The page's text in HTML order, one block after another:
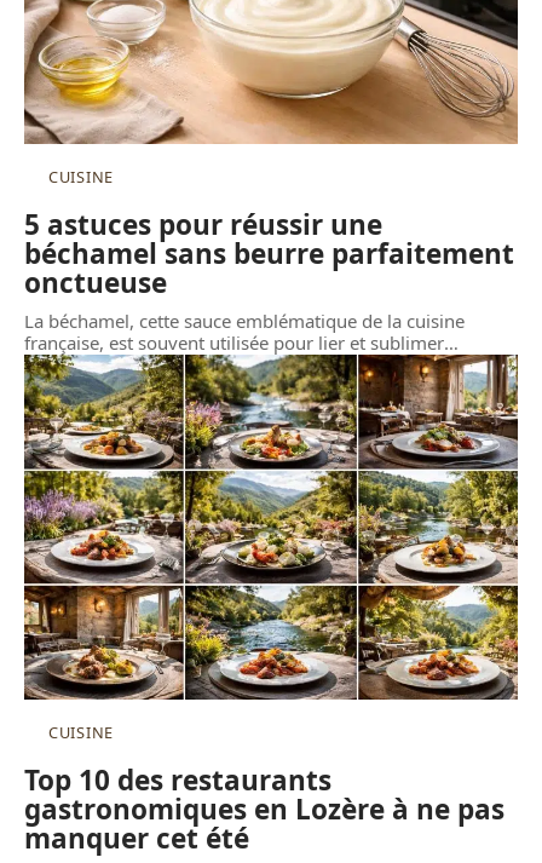
CUISINE
5 astuces pour réussir une
béchamel sans beurre parfaitement
onctueuse
La béchamel, cette sauce emblématique de la cuisine
française, est souvent utilisée pour lier et sublimer…
CUISINE
Top 10 des restaurants
gastronomiques en Lozère à ne pas
manquer cet été